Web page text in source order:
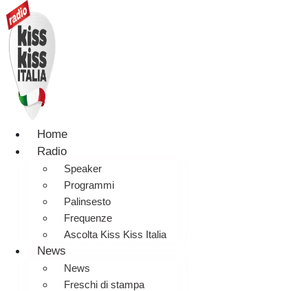
Home
Radio
Speaker
Programmi
Palinsesto
Frequenze
Ascolta Kiss Kiss Italia
News
News
Freschi di stampa